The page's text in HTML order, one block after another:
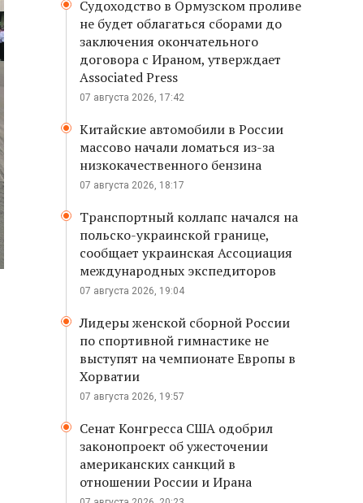
Судоходство в Ормузском проливе
не будет облагаться сборами до
заключения окончательного
договора с Ираном, утверждает
Associated Press
07 августа 2026, 17:42
Китайские автомобили в России
массово начали ломаться из-за
низкокачественного бензина
07 августа 2026, 18:17
Транспортный коллапс начался на
польско-украинской границе,
сообщает украинская Ассоциация
международных экспедиторов
07 августа 2026, 19:04
Лидеры женской сборной России
по спортивной гимнастике не
выступят на чемпионате Европы в
Хорватии
07 августа 2026, 19:57
Сенат Конгресса США одобрил
законопроект об ужесточении
американских санкций в
отношении России и Ирана